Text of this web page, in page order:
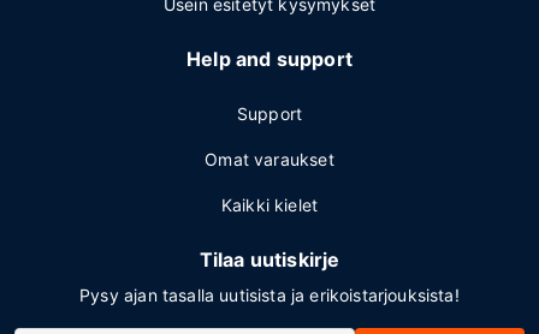
Usein esitetyt kysymykset
Help and support
Support
Omat varaukset
Kaikki kielet
Tilaa uutiskirje
Pysy ajan tasalla uutisista ja erikoistarjouksista!